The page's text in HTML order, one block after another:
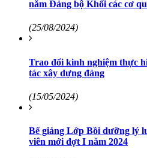
năm Đảng bộ Khối các cơ
(25/08/2024)
Trao đổi kinh nghiệm thực
tác xây dựng đảng
(15/05/2024)
Bế giảng Lớp Bồi dưỡng lý
viên mới đợt I năm 2024